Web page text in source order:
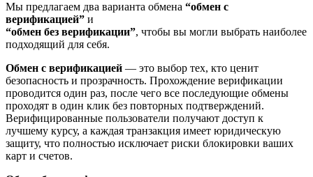
Мы предлагаем два варианта обмена “обмен с
верификацией” и
“обмен без верификации”, чтобы вы могли выбрать наиболее
подходящий для себя.
Обмен с верификацией — это выбор тех, кто ценит
безопасность и прозрачность. Прохождение верификации
проводится один раз, после чего все последующие обмены
проходят в один клик без повторных подтверждений.
Верифицированные пользователи получают доступ к
лучшему курсу, а каждая транзакция имеет юридическую
защиту, что полностью исключает риски блокировки ваших
карт и счетов.